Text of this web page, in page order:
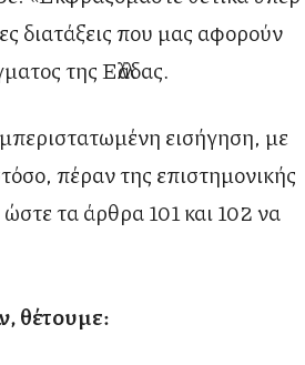
διατάξεις που μας αφορούν
της Ελλάδας.
εισήγηση, με
πέραν της επιστημονικής
τα άρθρα 101 και 102 να
θέτουμε: